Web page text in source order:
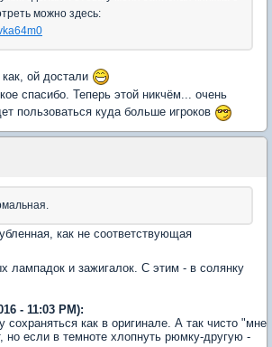
можно здесь:
ой достали
спасибо. Теперь этой никчём... очень
пользоваться куда больше игроков
как не соответствующая
лампадок и зажигалок. С этим - в солянку
- 11:03 PM):
сохраняться как в оригинале. А так чисто "мне
но если в темноте хлопнуть рюмку-другую -